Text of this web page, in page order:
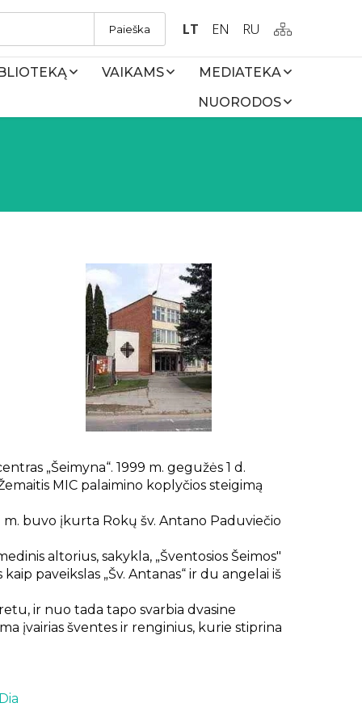
Paieška LT EN RU
VAIKAMS
MEDIATEKA
NUORODOS
„Šeimyna“. 1999 m. gegužės 1 d.
MIC palaimino koplyčios steigimą
buvo įkurta Rokų šv. Antano Paduviečio
altorius, sakykla, „Šventosios Šeimos"
paveikslas „Šv. Antanas“ ir du angelai iš
ir nuo tada tapo svarbia dvasine
įvairias šventes ir renginius, kurie stiprina